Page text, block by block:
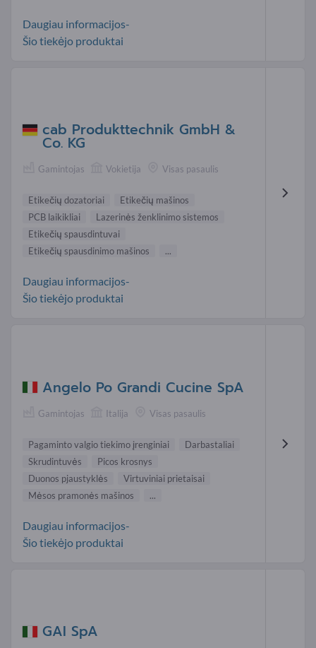
Daugiau informacijos-
Šio tiekėjo produktai
cab Produkttechnik GmbH &
Co. KG
Gamintojas Vokietija Visas pasaulis
Etikečių dozatoriai
Etikečių mašinos
PCB laikikliai
Lazerinės ženklinimo sistemos
Etikečių spausdintuvai
Etikečių spausdinimo mašinos
...
Daugiau informacijos-
Šio tiekėjo produktai
Angelo Po Grandi Cucine SpA
Gamintojas Italija Visas pasaulis
Pagaminto valgio tiekimo įrenginiai
Darbastaliai
Skrudintuvės
Picos krosnys
Duonos pjaustyklės
Virtuviniai prietaisai
Mėsos pramonės mašinos
...
Daugiau informacijos-
Šio tiekėjo produktai
GAI SpA